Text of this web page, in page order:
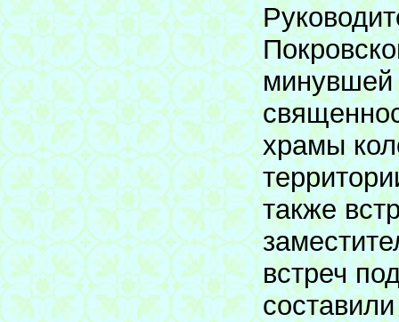
минувшей
храмы
также
встреч